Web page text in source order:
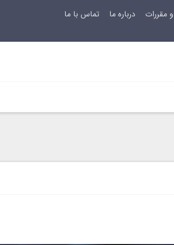
مقررات درباره ما تماس با ما